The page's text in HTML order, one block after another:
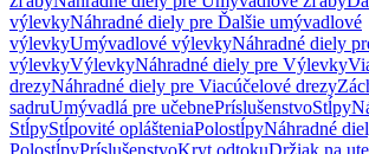
výlevkyNáhradné diely pre Ďalšie umývadlové
výlevkyUmývadlové výlevkyNáhradné diely
výlevkyVýlevkyNáhradné diely pre Výlevky
drezyNáhradné diely pre Viacúčelové drezy
sadruUmývadlá pre učebnePríslušenstvoStĺpy
StĺpyStĺpovité oplášteniaPolostĺpyNáhradné
PolostĺpyPríslušenstvoKryt odtokuDržiak na